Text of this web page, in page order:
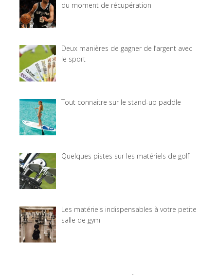
du moment de récupération
Deux manières de gagner de l’argent avec
le sport
Tout connaitre sur le stand-up paddle
Quelques pistes sur les matériels de golf
Les matériels indispensables à votre petite
salle de gym